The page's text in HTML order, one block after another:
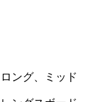
ロング、ミッド